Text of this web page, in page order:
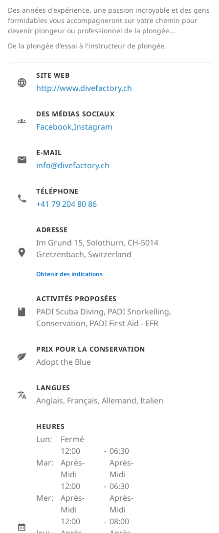
Des années d'expérience, une passion incroyable et des gens
formidables vous accompagneront sur votre chemin pour
devenir plongeur ou professionnel de la plongée...
De la plongée d'essai à l'instructeur de plongée.
ACTIVITÉS PROPOSÉES
PADI Scuba Diving, PADI Snorkelling,
Conservation, PADI First Aid - EFR
PRIX POUR LA CONSERVATION
Adopt the Blue
LANGUES
Anglais, Français, Allemand, Italien
HEURES
Lun: Fermé
Mar:
12:00
Après-
Midi
- 06:30
Après-
Midi
Mer:
12:00
Après-
Midi
- 06:30
Après-
Midi
12:00
- 08:00
SITE WEB
http://www.divefactory.ch
DES MÉDIAS SOCIAUX
FacebookInstagram
E-MAIL
info@divefactory.ch
TÉLÉPHONE
+41 79 204 80 86
ADRESSE
Im Grund 15, Solothurn, CH-5014
Gretzenbach, Switzerland
None
Obtenir des indications